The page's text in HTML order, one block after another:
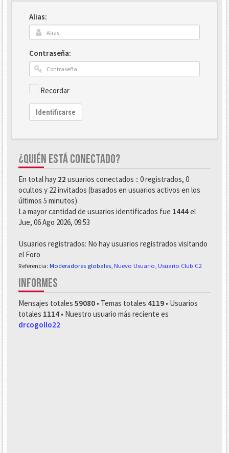
Alias:
Contraseña:
Recordar
Identificarse
¿QUIÉN ESTÁ CONECTADO?
En total hay 22 usuarios conectados :: 0 registrados, 0
ocultos y 22 invitados (basados en usuarios activos en los
últimos 5 minutos)
La mayor cantidad de usuarios identificados fue 1444el
Jue, 06 Ago 2026, 09:53
Usuarios registrados: No hay usuarios registrados visitando
el Foro
Referencia: Moderadores globales Nuevo Usuario Usuario Club C2
INFORMES
Mensajes totales 59080 • Temas totales 4119 • Usuarios
totales 1114 • Nuestro usuario más reciente es
drcogollo22